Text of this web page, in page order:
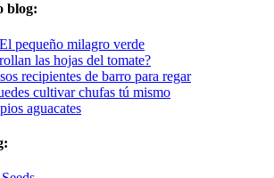
blog:
pequeño milagro verde
las hojas del tomate?
recipientes de barro para regar
cultivar chufas tú mismo
aguacates